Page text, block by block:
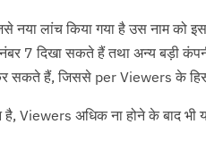
नया लांच किया गया है उस नाम
7 दिखा सकते हैं तथा अन्य बड़ी
सकते हैं, जिससे per Viewers के
है, Viewers अधिक ना होने के बाद